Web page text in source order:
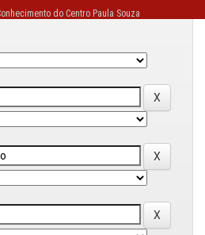
do Centro Paula Souza